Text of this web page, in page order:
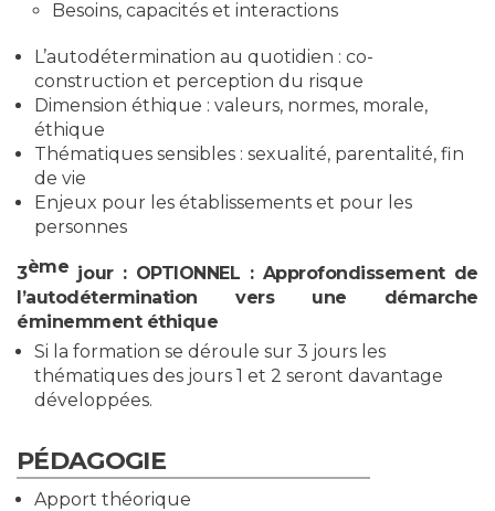
Besoins, capacités et interactions
L’autodétermination au quotidien : co-
construction et perception du risque
Dimension éthique : valeurs, normes, morale,
éthique
Thématiques sensibles : sexualité, parentalité, fin
de vie
Enjeux pour les établissements et pour les
personnes
3ème jour : OPTIONNEL : Approfondissement de
l’autodétermination vers une démarche
éminemment éthique
Si la formation se déroule sur 3 jours les
thématiques des jours 1 et 2 seront davantage
développées.
PÉDAGOGIE
Apport théorique